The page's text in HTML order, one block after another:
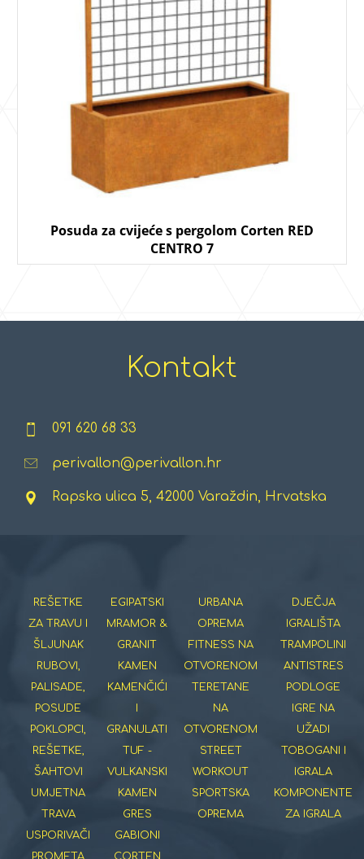
Posuda za cvijeće s pergolom Corten RED
CENTRO 7
Kontakt
091 620 68 33
perivallon@perivallon.hr
Rapska ulica 5, 42000 Varaždin, Hrvatska
REŠETKE
ZA TRAVU I
ŠLJUNAK
RUBOVI,
PALISADE,
POSUDE
POKLOPCI,
REŠETKE,
ŠAHTOVI
UMJETNA
TRAVA
USPORIVAČI
PROMETA
EGIPATSKI
MRAMOR &
GRANIT
KAMEN
KAMENČIĆI
I
GRANULATI
TUF -
VULKANSKI
KAMEN
GRES
GABIONI
CORTEN
URBANA
OPREMA
FITNESS NA
OTVORENOM
TERETANE
NA
OTVORENOM
STREET
WORKOUT
SPORTSKA
OPREMA
DJEČJA
IGRALIŠTA
TRAMPOLINI
ANTISTRES
PODLOGE
IGRE NA
UŽADI
TOBOGANI I
IGRALA
KOMPONENTE
ZA IGRALA